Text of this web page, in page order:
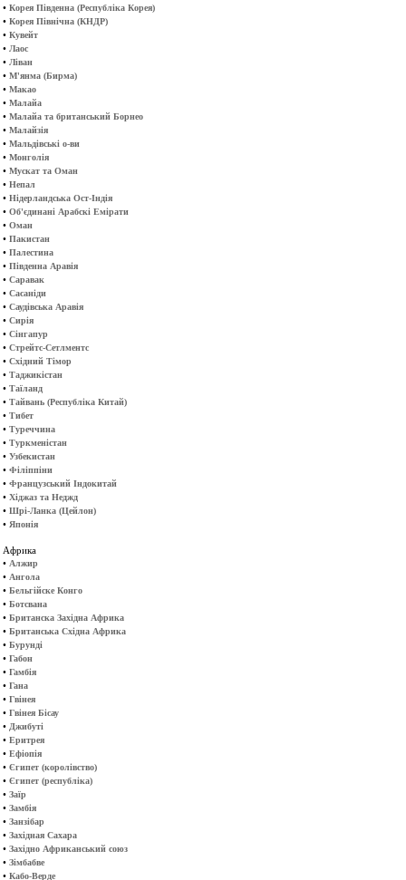
• Корея Південна (Республіка Корея)
• Корея Північна (КНДР)
• Кувейт
• Лаос
• Ліван
• М'янма (Бирма)
• Макао
• Малайа
• Малайа та британський Борнео
• Малайзія
• Мальдівські о-ви
• Монголія
• Мускат та Оман
• Непал
• Нідерландська Ост-Індія
• Об'єдинані Арабскі Емірати
• Оман
• Пакистан
• Палестина
• Південна Аравія
• Саравак
• Сасаніди
• Саудівська Аравія
• Сирія
• Сінгапур
• Стрейтс-Сетлментс
• Східний Тімор
• Таджикістан
• Таїланд
• Тайвань (Республіка Китай)
• Тибет
• Туреччина
• Туркменістан
• Узбекистан
• Філіппіни
• Французський Індокитай
• Хіджаз та Неджд
• Шрі-Ланка (Цейлон)
• Японія
Африка
• Алжир
• Ангола
• Бельгійске Конго
• Ботсвана
• Британска Західна Африка
• Британська Східна Африка
• Бурунді
• Габон
• Гамбія
• Гана
• Гвінея
• Гвінея Бісау
• Джибуті
• Еритрея
• Ефіопія
• Єгипет (королівство)
• Єгипет (республіка)
• Заїр
• Замбія
• Занзібар
• Західная Сахара
• Західно Африканський союз
• Зімбабве
• Кабо-Верде